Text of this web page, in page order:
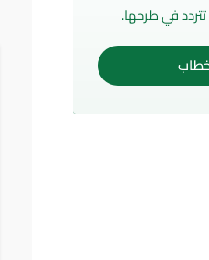
في طرحها.
خطاب